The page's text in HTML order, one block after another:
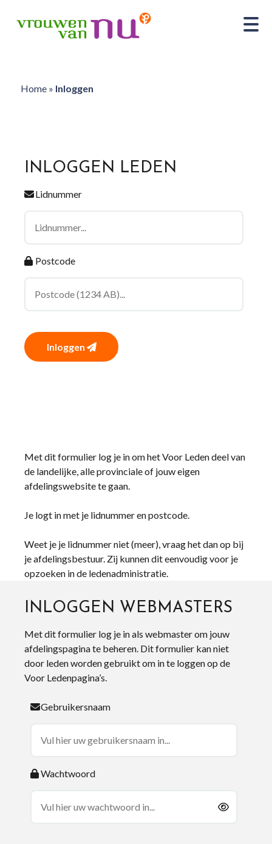
Home» Inloggen
INLOGGEN LEDEN
Lidnummer
Postcode
Inloggen
Met dit formulier log je in om het Voor Leden deel van
de landelijke, alle provinciale of jouw eigen
afdelingswebsite te gaan.
Je logt in met je lidnummer en postcode.
Weet je je lidnummer niet (meer), vraag het dan op bij
je afdelingsbestuur. Zij kunnen dit eenvoudig voor je
opzoeken in de ledenadministratie.
INLOGGEN WEBMASTERS
Met dit formulier log je in als webmaster om jouw
afdelingspagina te beheren. Dit formulier kan niet
door leden worden gebruikt om in te loggen op de
Voor Ledenpagina’s.
Gebruikersnaam
Wachtwoord